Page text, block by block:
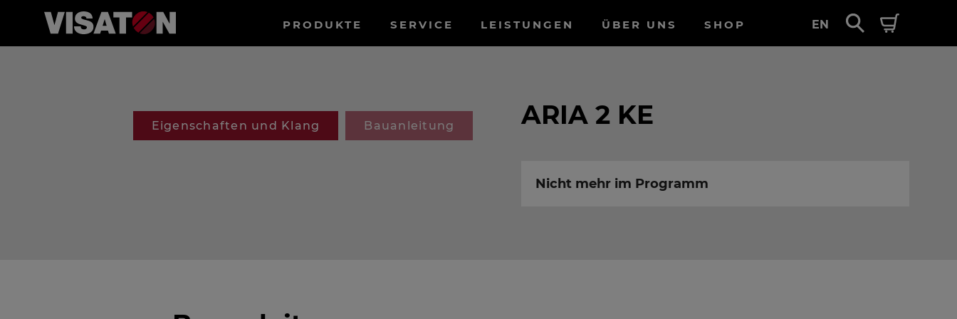
Hauptnavigation
PRODUKTE SERVICE LEISTUNGEN ÜBER UNS SHOP EN
Eigenschaften und Klang Bauanleitung ARIA 2 KE
Nicht mehr im Programm